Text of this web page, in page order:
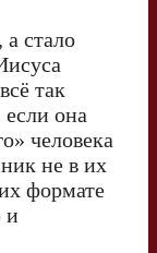
стало
так
если она
человека
не в их
формате
и